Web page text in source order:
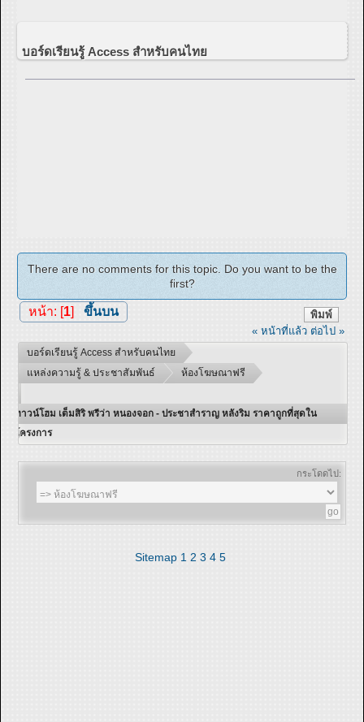
บอร์ดเรียนรู้ Access สำหรับคนไทย
There are no comments for this topic. Do you want to be the
first?
พิมพ์
หน้า: [ 1] ขึ้นบน
« หน้าที่แล้ว ต่อไป »
บอร์ดเรียนรู้ Access สำหรับคนไทย
แหล่งความรู้ & ประชาสัมพันธ์
ห้องโฆษณาฟรี
ทาวน์โฮม เต็มสิริ พรีว่า หนองจอก - ประชาสำราญ หลังริม ราคาถูกที่สุดใน
โครงการ
กระโดดไป:
Sitemap 1 2 3 4 5